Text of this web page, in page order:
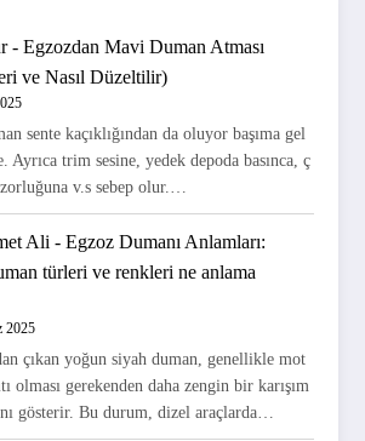
-Egzozdan Mavi Duman Atması
ve Nasıl Düzeltilir)
sente kaçıklığından da oluyor başıma gel
Ayrıca trim sesine, yedek depoda basınca, ç
zorluğuna v.s sebep olur.…
Ali -Egzoz Dumanı Anlamları:
türleri ve renkleri ne anlama
2025
çıkan yoğun siyah duman, genellikle mot
olması gerekenden daha zengin bir karışım
gösterir. Bu durum, dizel araçlarda…